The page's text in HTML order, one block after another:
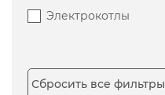
Электрокотлы
Сбросить все фильтры